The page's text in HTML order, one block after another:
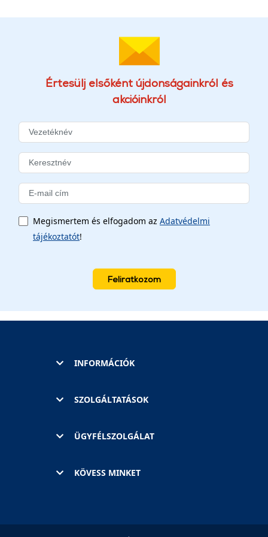
Értesülj elsőként újdonságainkról és
akcióinkról
Megismertem és elfogadom az Adatvédelmi
tájékoztatót!
Feliratkozom
INFORMÁCIÓK
SZOLGÁLTATÁSOK
ÜGYFÉLSZOLGÁLAT
KÖVESS MINKET